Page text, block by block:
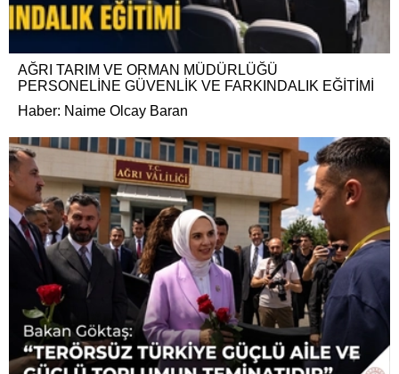
AĞRI TARIM VE ORMAN MÜDÜRLÜĞÜ
PERSONELİNE GÜVENLİK VE FARKINDALIK EĞİTİMİ
Haber: Naime Olcay Baran